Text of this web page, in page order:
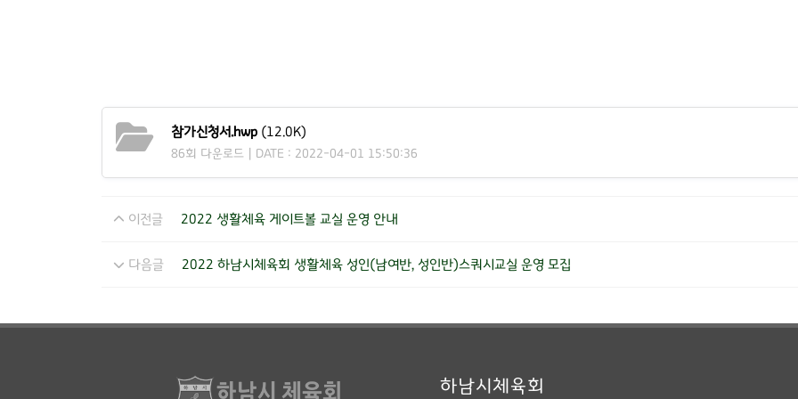
참가신청서.hwp (12.0K)
86회 다운로드 | DATE : 2022-04-01 15:50:36
이전글 2022 생활체육 게이트볼 교실 운영 안내
다음글 2022 하남시체육회 생활체육 성인(남여반, 성인반)스쿼시교실 운영 모집
하남시체육회